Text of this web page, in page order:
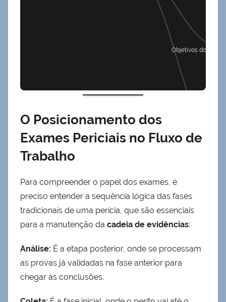
Objetivos do
O Posicionamento dos
Exames Periciais no Fluxo de
Trabalho
Para compreender o papel dos exames, é
preciso entender a sequência lógica das fases
tradicionais de uma perícia, que são essenciais
para a manutenção da cadeia de evidências:
Análise: É a etapa posterior, onde se processam
as provas já validadas na fase anterior para
chegar às conclusões.